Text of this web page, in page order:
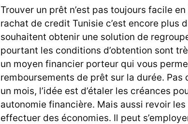
Trouver un prêt n’est pas toujours facile
rachat de credit Tunisie c’est encore plus
souhaitent obtenir une solution de
pourtant les conditions d’obtention sont
un moyen financier porteur qui vous
remboursements de prêt sur la durée.
un mois, l’idée est d’étaler les créances
autonomie financière. Mais aussi revoir
effectuer des économies. Il peut